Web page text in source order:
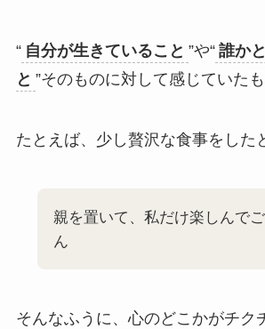
“ 自分が生きていること ”や“ 誰か
と ”そのものに対して感じていたも
たとえば、少し贅沢な食事をした
親を置いて、私だけ楽しんで
ん
そんなふうに、心のどこかがチク